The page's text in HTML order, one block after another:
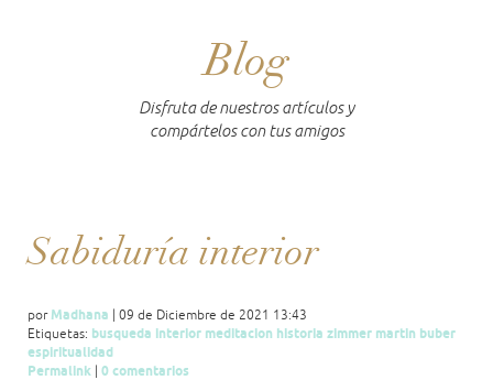
Blog
Disfruta de nuestros artículos y
compártelos con tus amigos
Sabiduría interior
por Madhana | 09 de Diciembre de 2021 13:43
Etiquetas: busqueda interior meditacion historia zimmer martin buber
espiritualidad
Permalink 0 comentarios